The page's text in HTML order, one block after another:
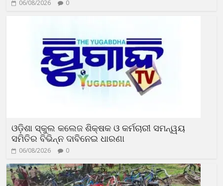
06/08/2026 0
ଓଡ଼ିଶା ସ୍କୁଲ କଲେଜ ଶିକ୍ଷକ ଓ କର୍ମଚାରୀ ସମନ୍ୱୟ
ସମିତିର ବିଭିନ୍ନ ଦାବିନେଇ ଧାରଣା
06/08/2026 0